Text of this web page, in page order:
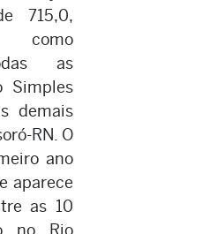
715,0,
como
as
Simples
demais
RN. O
ano
aparece
as 10
no Rio